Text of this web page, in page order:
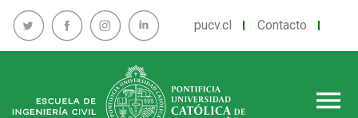
pucv.cl Contacto
menu